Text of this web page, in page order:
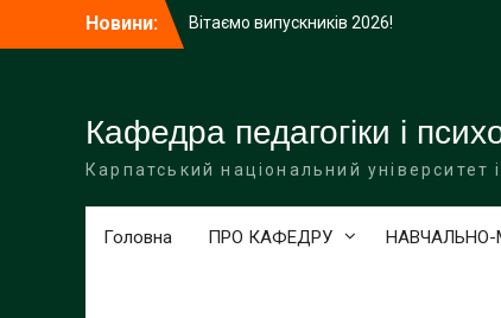
Новини:
Вітаємо випускників 2026!
Гостьова лекція на тему: “Оптимізація
тренувального процесу з
у просторі Банаха на платформі
Кафедра педагогіки і
Карпатський національний університет
Головна ПРО КАФЕДРУ